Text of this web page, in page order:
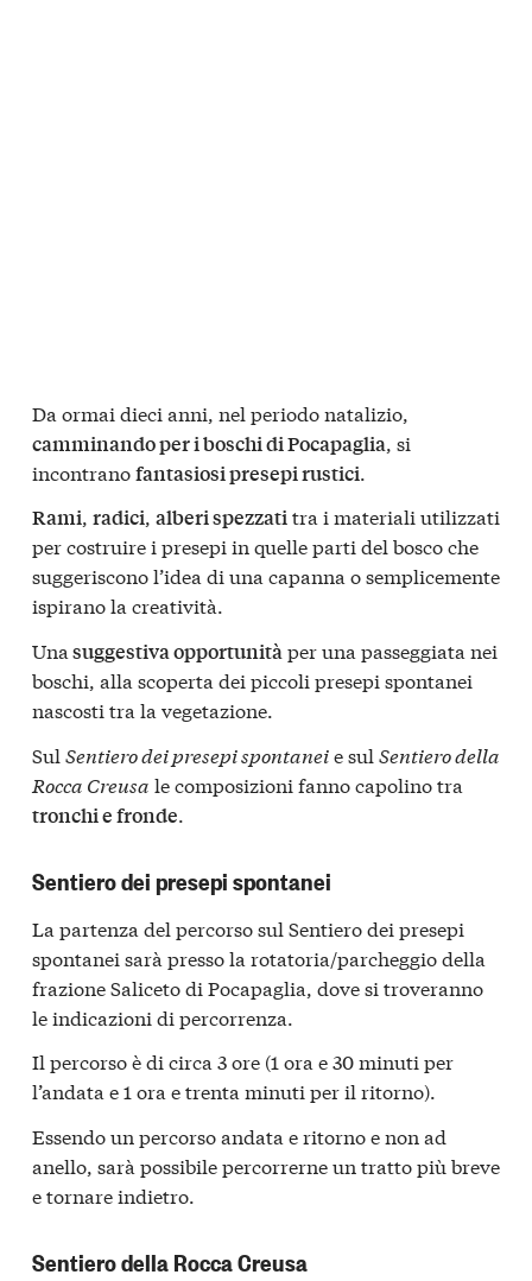
Da ormai dieci anni, nel periodo natalizio,
camminando per i boschi di Pocapaglia, si
incontranofantasiosi presepi rustici.
Rami, radici, alberi spezzatitra i materiali utilizzati
per costruire i presepi in quelle parti del bosco che
suggeriscono l’idea di una capanna o semplicemente
ispirano la creatività.
Una suggestiva opportunitàper una passeggiata nei
boschi, alla scoperta dei piccoli ‪‎presepi spontanei
nascosti tra la vegetazione.
Sul Sentiero dei presepi spontaneie sul Sentiero della
Rocca Creusa le composizioni fanno capolino tra
tronchi e fronde.
Sentiero dei presepi spontanei
La partenza del percorso sul Sentiero dei presepi
spontanei sarà presso la rotatoria/parcheggio della
frazione Saliceto di Pocapaglia, dove si troveranno
le indicazioni di percorrenza.
Il percorso è di circa 3 ore (1 ora e 30 minuti per
l’andata e 1 ora e trenta minuti per il ritorno).
Essendo un percorso andata e ritorno e non ad
anello, sarà possibile percorrerne un tratto più breve
e tornare indietro.
Sentiero della Rocca Creusa